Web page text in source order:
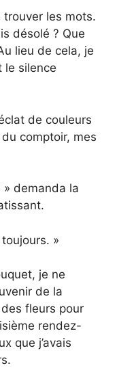
les mots.
désolé ? Que
lieu de cela, je
le silence
de couleurs
comptoir, mes
» demanda la
»
je ne
de la
fleurs pour
rendez-
que j’avais